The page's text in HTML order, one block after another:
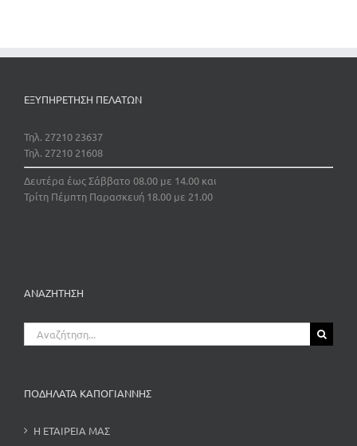
ΕΞΥΠΗΡΕΤΗΣΗ ΠΕΛΑΤΩΝ
Τηλ. 27210 23637
Τηλ. 27210 21608
Δευτέρα έως Σάββατο 08.00 με 14.00 και
Τρίτη Πέμπτη Παρασκευή 18.00 με 21.00
ΑΝΑΖΗΤΗΣΗ
Αναζήτηση
για:
ΠΟΔΗΛΑΤΑ ΚΑΠΟΓΙΑΝΝΗΣ
Η ΕΤΑΙΡΕΙΑ ΜΑΣ